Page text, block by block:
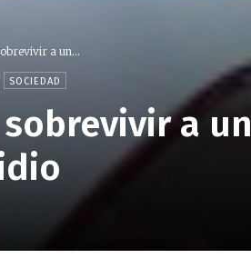
a un...
SOCIEDAD
a un